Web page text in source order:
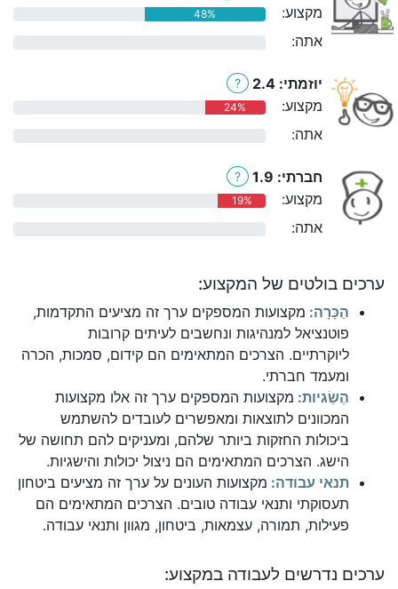
מקצוע: 48%
אתה:
יוזמתי: 2.4 ?
מקצוע: 24%
אתה:
חברתי: 1.9 ?
מקצוע: 19%
אתה:
ערכים בולטים של המקצוע:
הַכָּרָה: מקצועות המספקים ערך זה מציעים התקדמות,
פוטנציאל למנהיגות ונחשבים לעיתים קרובות
ליוקרתיים. הצרכים המתאימים הם קידום, סמכות, הכרה
ומעמד חברתי.
הֶשֵׂגיות: מקצועות המספקים ערך זה אלו מקצועות
המכוונים לתוצאות ומאפשרים לעובדים להשתמש
ביכולות החזקות ביותר שלהם, ומעניקים להם תחושה של
הישג. הצרכים המתאימים הם ניצול יכולות והישגיות.
תנאי עבודה: מקצועות העונים על ערך זה מציעים ביטחון
תעסוקתי ותנאי עבודה טובים. הצרכים המתאימים הם
פעילות, תמורה, עצמאות, ביטחון, מגוון ותנאי עבודה.
ערכים נדרשים לעבודה במקצוע: